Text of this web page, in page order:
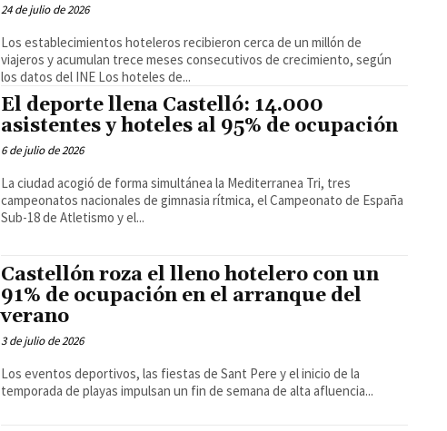
24 de julio de 2026
Los establecimientos hoteleros recibieron cerca de un millón de
viajeros y acumulan trece meses consecutivos de crecimiento, según
los datos del INE Los hoteles de...
El deporte llena Castelló: 14.000
asistentes y hoteles al 95% de ocupación
6 de julio de 2026
La ciudad acogió de forma simultánea la Mediterranea Tri, tres
campeonatos nacionales de gimnasia rítmica, el Campeonato de España
Sub-18 de Atletismo y el...
Castellón roza el lleno hotelero con un
91% de ocupación en el arranque del
verano
3 de julio de 2026
Los eventos deportivos, las fiestas de Sant Pere y el inicio de la
temporada de playas impulsan un fin de semana de alta afluencia...